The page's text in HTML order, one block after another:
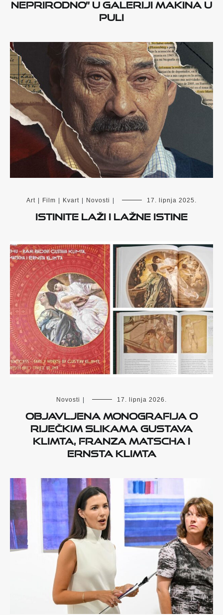
neprirodno” u Galeriji Makina u
Puli
Art Film Kvart Novosti 17. lipnja 2025.
Istinite laži i lažne istine
Novosti 17. lipnja 2026.
Objavljena monografija o
riječkim slikama Gustava
Klimta, Franza Matscha i
Ernsta Klimta